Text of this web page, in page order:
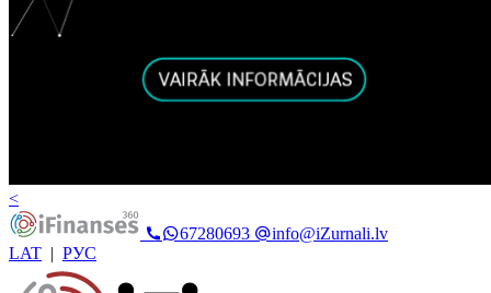
<
67280693
info@iZurnali.lv
LAT | РУС